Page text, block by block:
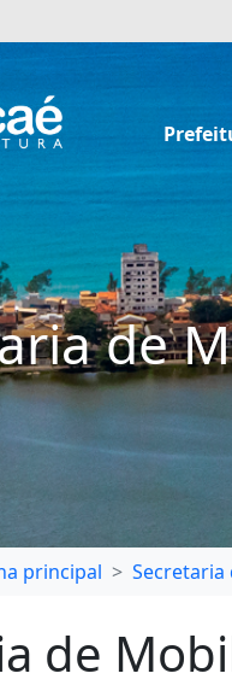
de
principal Secretaria
de